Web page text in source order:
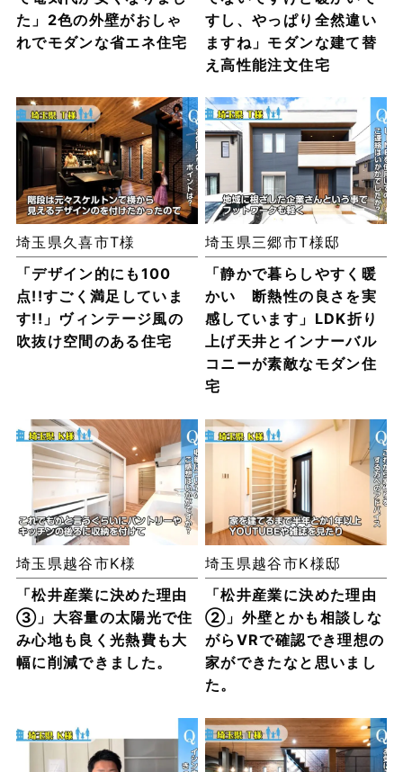
た」2色の外壁がおしゃ
れでモダンな省エネ住宅
すし、やっぱり全然違い
ますね」モダンな建て替
え高性能注文住宅
埼玉県久喜市T様
「デザイン的にも100
点!!すごく満足していま
す!!」ヴィンテージ風の
吹抜け空間のある住宅
埼玉県三郷市T様邸
「静かで暮らしやすく暖
かい 断熱性の良さを実
感しています」LDK折り
上げ天井とインナーバル
コニーが素敵なモダン住
宅
埼玉県越谷市K様
「松井産業に決めた理由
③」大容量の太陽光で住
み心地も良く光熱費も大
幅に削減できました。
埼玉県越谷市K様邸
「松井産業に決めた理由
②」外壁とかも相談しな
がらVRで確認でき理想の
家ができたなと思いまし
た。